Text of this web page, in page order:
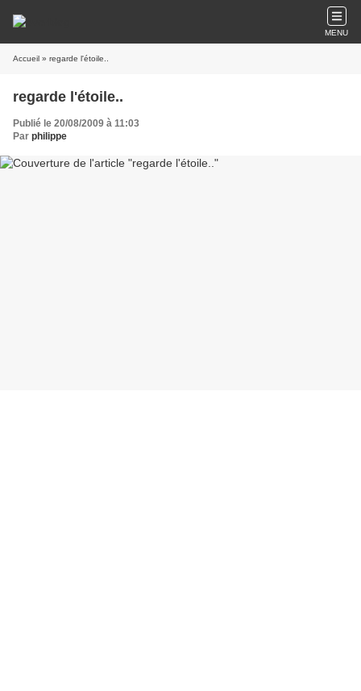
MENU
Accueil » regarde l'étoile..
regarde l'étoile..
Publié le 20/08/2009 à 11:03
Par philippe